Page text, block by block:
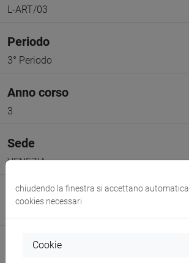
L-ART/03
Periodo
3° Periodo
Anno corso
3
Sede
VENEZIA
Spazio Moodle
chiudendo la finestra si accettano
cookies necessari
Cookie